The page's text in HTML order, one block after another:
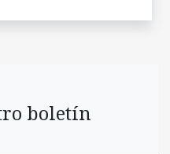
boletín